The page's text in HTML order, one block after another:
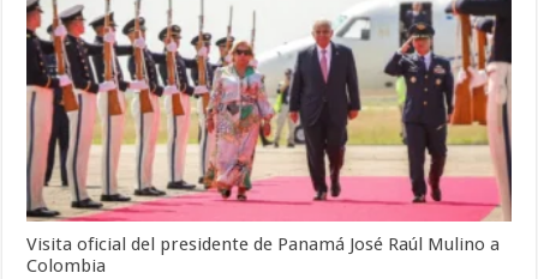
Visita oficial del presidente de Panamá José Raúl Mulino a
Colombia